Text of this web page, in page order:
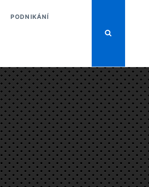
PODNIKÁNÍ